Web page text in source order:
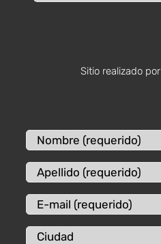
Sitio realizado por